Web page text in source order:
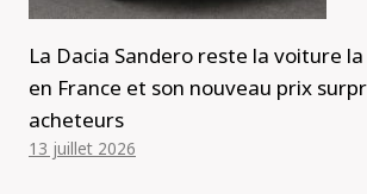
La Dacia Sandero reste la voiture
en France et son nouveau prix
acheteurs
13 juillet 2026